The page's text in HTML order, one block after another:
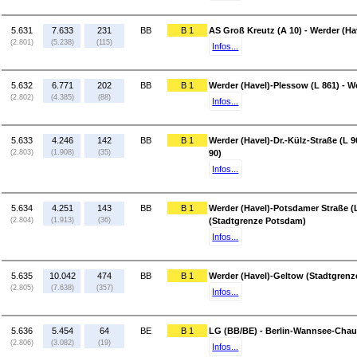
5.631
(2.801)
7.633
(5.238)
231
(115)
BB B 1
AS Groß Kreutz (A 10) - Werder
Infos...
5.632
(2.802)
6.771
(4.385)
202
(88)
BB B 1
Werder (Havel)-Plessow (L 861) -
Infos...
5.633
(2.803)
4.246
(1.908)
142
(35)
BB B 1
Werder (Havel)-Dr.-Külz-Straße (L
90)
Infos...
5.634
(2.804)
4.251
(1.913)
143
(36)
BB B 1
Werder (Havel)-Potsdamer Straße
(Stadtgrenze Potsdam)
Infos...
5.635
(2.805)
10.042
(7.638)
474
(357)
BB B 1
Werder (Havel)-Geltow
Infos...
5.636
(2.806)
5.454
(3.082)
64
(19)
BE B 1
LG (BB/BE) - Berlin-Wannsee-
Infos...